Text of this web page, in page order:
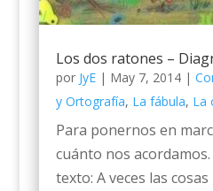
Los dos ratones –
por JyE| May 7, 2014|
y Ortografía, La fábula, La
Para ponernos en
cuánto nos
texto: A veces las